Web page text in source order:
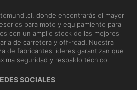
donde encontrarás el mayor
para moto y equipamiento para
con un amplio stock de las mejores
de carretera y off-road. Nuestra
de fabricantes líderes garantizan que
seguridad y respaldo técnico.
SOCIALES